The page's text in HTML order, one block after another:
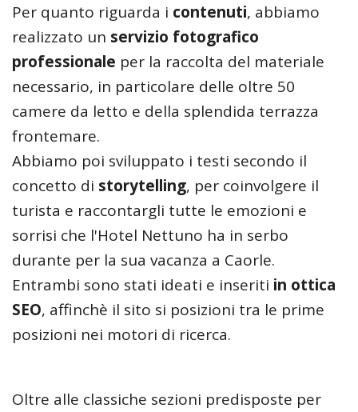
Per quanto riguarda i contenuti, abbiamo
realizzato un servizio fotografico
professionale per la raccolta del materiale
necessario, in particolare delle oltre 50
camere da letto e della splendida terrazza
frontemare.
Abbiamo poi sviluppato i testi secondo il
concetto di storytelling, per coinvolgere il
turista e raccontargli tutte le emozioni e
sorrisi che l'Hotel Nettuno ha in serbo
durante per la sua vacanza a Caorle.
Entrambi sono stati ideati e inseriti in ottica
SEO, affinchè il sito si posizioni tra le prime
posizioni nei motori di ricerca.
Oltre alle classiche sezioni predisposte per